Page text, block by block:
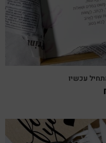
עכשיו